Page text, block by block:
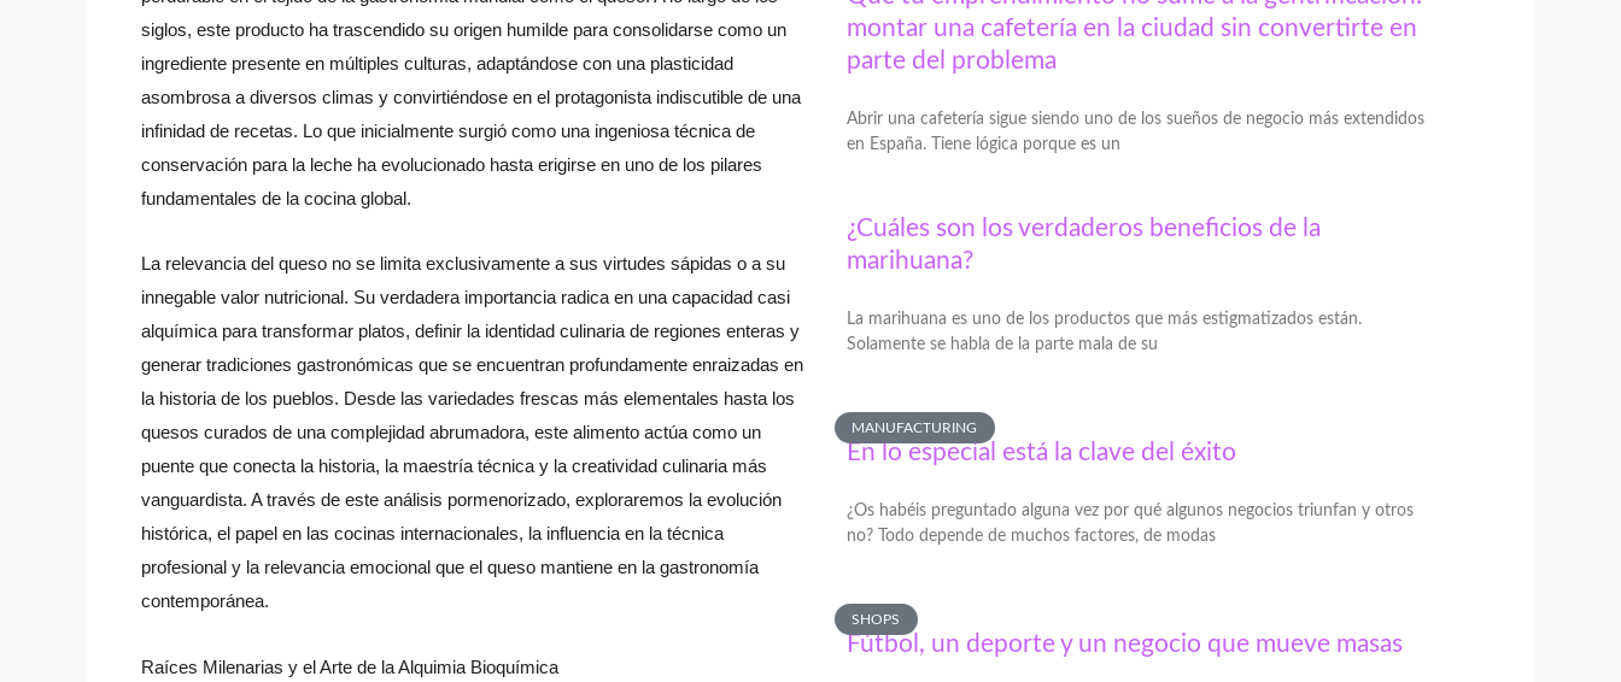
siglos, este producto ha trascendido su origen humilde para consolidarse como un
ingrediente presente en múltiples culturas, adaptándose con una plasticidad
asombrosa a diversos climas y convirtiéndose en el protagonista indiscutible de una
infinidad de recetas. Lo que inicialmente surgió como una ingeniosa técnica de
conservación para la leche ha evolucionado hasta erigirse en uno de los pilares
fundamentales de la cocina global.
La relevancia del queso no se limita exclusivamente a sus virtudes sápidas o a su
innegable valor nutricional. Su verdadera importancia radica en una capacidad casi
alquímica para transformar platos, definir la identidad culinaria de regiones enteras y
generar tradiciones gastronómicas que se encuentran profundamente enraizadas en
la historia de los pueblos. Desde las variedades frescas más elementales hasta los
quesos curados de una complejidad abrumadora, este alimento actúa como un
puente que conecta la historia, la maestría técnica y la creatividad culinaria más
vanguardista. A través de este análisis pormenorizado, exploraremos la evolución
histórica, el papel en las cocinas internacionales, la influencia en la técnica
profesional y la relevancia emocional que el queso mantiene en la gastronomía
contemporánea.
Raíces Milenarias y el Arte de la Alquimia Bioquímica
montar una cafetería en la ciudad sin convertirte en
parte del problema
Abrir una cafetería sigue siendo uno de los sueños de negocio más extendidos
en España. Tiene lógica porque es un
¿Cuáles son los verdaderos beneficios de la
marihuana?
La marihuana es uno de los productos que más estigmatizados están.
Solamente se habla de la parte mala de su
MANUFACTURING
En lo especial está la clave del éxito
¿Os habéis preguntado alguna vez por qué algunos negocios triunfan y otros
no? Todo depende de muchos factores, de modas
SHOPS
Fútbol, un deporte y un negocio que mueve masas